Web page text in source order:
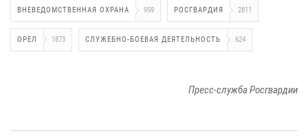
ВНЕВЕДОМСТВЕННАЯ ОХРАНА 959 РОСГВАРДИЯ 2811
ОРЕЛ 1873 СЛУЖЕБНО-БОЕВАЯ ДЕЯТЕЛЬНОСТЬ 624
Пресс-служба Росгвардии